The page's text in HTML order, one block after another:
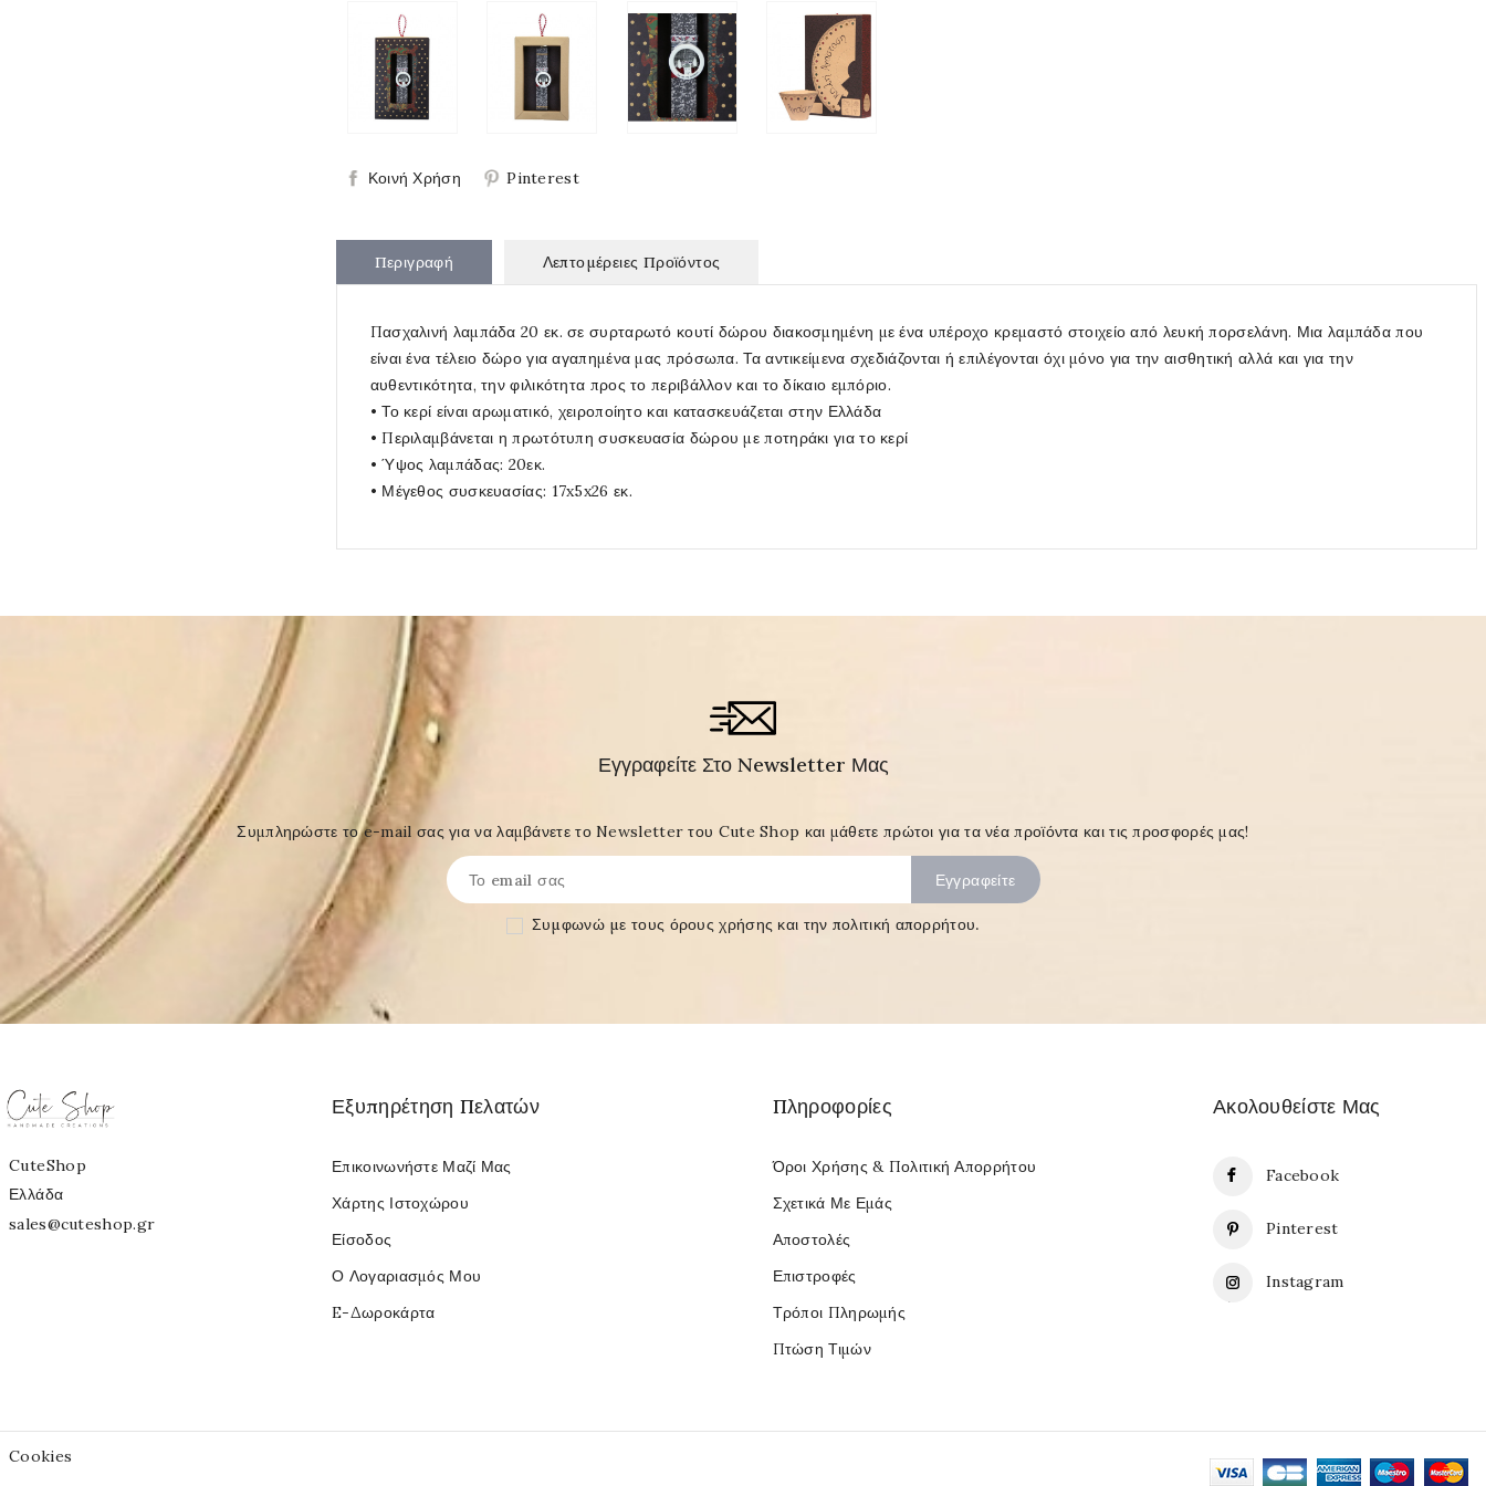
Κοινή Χρήση Pinterest
Περιγραφή Λεπτομέρειες Προϊόντος
Πασχαλινή λαμπάδα 20 εκ. σε συρταρωτό κουτί δώρου διακοσμημένη με ένα υπέροχο κρεμαστό στοιχείο από λευκή πορσελάνη. Μια λαμπάδα που
είναι ένα τέλειο δώρο για αγαπημένα μας πρόσωπα. Τα αντικείμενα σχεδιάζονται ή επιλέγονται όχι μόνο για την αισθητική αλλά και για την
αυθεντικότητα, την φιλικότητα προς το περιβάλλον και το δίκαιο εμπόριο.
• Το κερί είναι αρωματικό, χειροποίητο και κατασκευάζεται στην Ελλάδα
• Περιλαμβάνεται η πρωτότυπη συσκευασία δώρου με ποτηράκι για το κερί
• Ύψος λαμπάδας: 20εκ.
• Μέγεθος συσκευασίας: 17x5x26 εκ.
Εγγραφείτε Στο Newsletter Μας
Συμπληρώστε το e-mail σας για να λαμβάνετε το Newsletter του Cute Shop και μάθετε πρώτοι για τα νέα προϊόντα και τις προσφορές μας!
Συμφωνώ με τους όρους χρήσης και την πολιτική απορρήτου.
Ακολουθείστε Μας
Facebook
Pinterest
Instagram
Πληροφορίες
Όροι Χρήσης & Πολιτική Απορρήτου
Σχετικά Με Εμάς
Αποστολές
Επιστροφές
Τρόποι Πληρωμής
Πτώση Τιμών
Εξυπηρέτηση Πελατών
Επικοινωνήστε Μαζί Μας
Χάρτης Ιστοχώρου
Είσοδος
Ο Λογαριασμός Μου
E-Δωροκάρτα
CuteShop
Ελλάδα
sales@cuteshop.gr
Cookies